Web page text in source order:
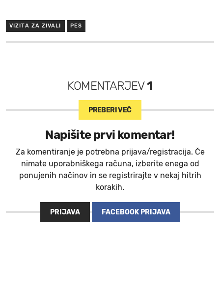
VIZITA ZA ZIVALI PES
KOMENTARJEV1
PREBERI VEČ
Napišite prvi komentar!
Za komentiranje je potrebna prijava/registracija. Če
nimate uporabniškega računa, izberite enega od
ponujenih načinov in se registrirajte v nekaj hitrih
korakih.
PRIJAVA FACEBOOK PRIJAVA